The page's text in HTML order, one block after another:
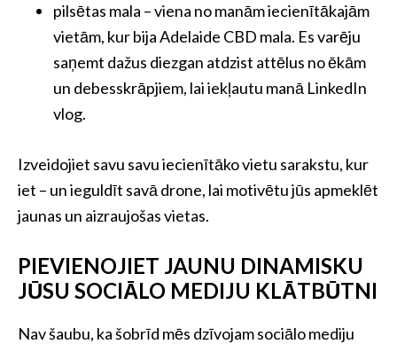
pilsētas mala – viena no manām iecienītākajām
vietām, kur bija Adelaide CBD mala. Es varēju
saņemt dažus diezgan atdzist attēlus no ēkām
un debesskrāpjiem, lai iekļautu manā LinkedIn
vlog.
Izveidojiet savu savu iecienītāko vietu sarakstu, kur
iet – un ieguldīt savā drone, lai motivētu jūs apmeklēt
jaunas un aizraujošas vietas.
PIEVIENOJIET JAUNU DINAMISKU
JŪSU SOCIĀLO MEDIJU KLĀTBŪTNI
Nav šaubu, ka šobrīd mēs dzīvojam sociālo mediju